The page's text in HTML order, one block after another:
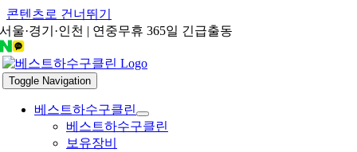
콘텐츠로 건너뛰기
서울·경기·인천 | 연중무휴 365일 긴급출동
Toggle Navigation
베스트하수구클린
베스트하수구클린
보유장비